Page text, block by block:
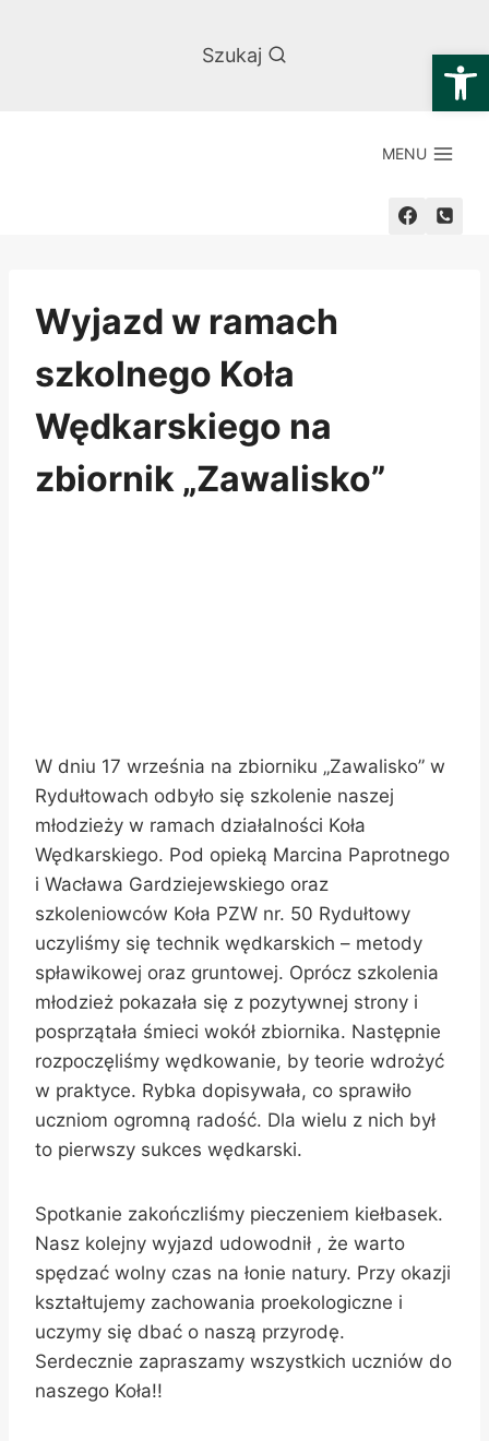
Szukaj
MENU
Wyjazd w ramach
szkolnego Koła
Wędkarskiego na
zbiornik „Zawalisko”
W dniu 17 września na zbiorniku „Zawalisko” w
Rydułtowach odbyło się szkolenie naszej
młodzieży w ramach działalności Koła
Wędkarskiego. Pod opieką Marcina Paprotnego
i Wacława Gardziejewskiego oraz
szkoleniowców Koła PZW nr. 50 Rydułtowy
uczyliśmy się technik wędkarskich – metody
spławikowej oraz gruntowej. Oprócz szkolenia
młodzież pokazała się z pozytywnej strony i
posprzątała śmieci wokół zbiornika. Następnie
rozpoczęliśmy wędkowanie, by teorie wdrożyć
w praktyce. Rybka dopisywała, co sprawiło
uczniom ogromną radość. Dla wielu z nich był
to pierwszy sukces wędkarski.
Spotkanie zakończliśmy pieczeniem kiełbasek.
Nasz kolejny wyjazd udowodnił , że warto
spędzać wolny czas na łonie natury. Przy okazji
kształtujemy zachowania proekologiczne i
uczymy się dbać o naszą przyrodę.
Serdecznie zapraszamy wszystkich uczniów do
naszego Koła!!